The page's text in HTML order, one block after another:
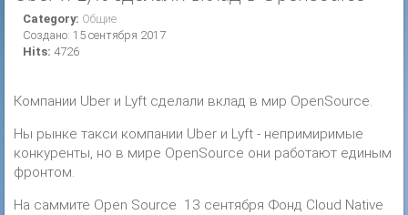
Category: Общие
Создано: 15 сентября 2017
Hits: 4726
Компании Uber и Lyft сделали вклад в мир OpenSource.
Ны рынке такси компании Uber и Lyft - непримиримые
конкуренты, но в мире OpenSource они работают единым
фронтом.
На саммите Open Source 13 сентября Фонд Cloud Native